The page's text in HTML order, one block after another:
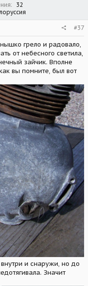
32
#37
грело и радовало,
от небесного светила,
зайчик. Вполне
вы помните, был вот
и снаружи, но до
Значит